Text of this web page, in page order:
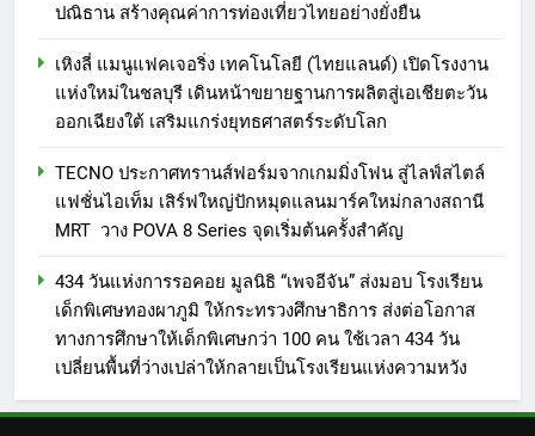
ปณิธาน สร้างคุณค่าการท่องเที่ยวไทยอย่างยั่งยืน
เหิงลี่ แมนูแฟคเจอริ่ง เทคโนโลยี (ไทยแลนด์) เปิดโรงงาน
แห่งใหม่ในชลบุรี เดินหน้าขยายฐานการผลิตสู่เอเชียตะวัน
ออกเฉียงใต้ เสริมแกร่งยุทธศาสตร์ระดับโลก
TECNO ประกาศทรานส์ฟอร์มจากเกมมิ่งโฟน สู่ไลฟ์สไตล์
แฟชั่นไอเท็ม เสิร์ฟใหญ่ปักหมุดแลนมาร์คใหม่กลางสถานี
MRT วาง POVA 8 Series จุดเริ่มต้นครั้งสำคัญ
434 วันแห่งการรอคอย มูลนิธิ “เพจอีจัน” ส่งมอบ โรงเรียน
เด็กพิเศษทองผาภูมิ ให้กระทรวงศึกษาธิการ ส่งต่อโอกาส
ทางการศึกษาให้เด็กพิเศษกว่า 100 คน ใช้เวลา 434 วัน
เปลี่ยนพื้นที่ว่างเปล่าให้กลายเป็นโรงเรียนแห่งความหวัง